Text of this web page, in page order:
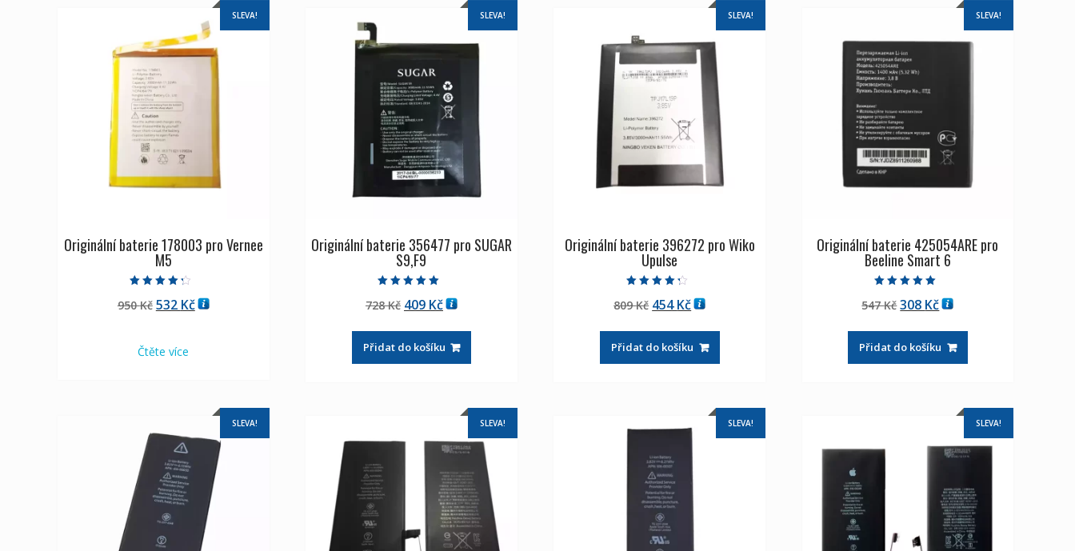
SLEVA!
Originální baterie 178003 pro Vernee
M5
4.00
z 5
950Kč Původní
950 Kč
532 KčAktuální
Čtěte více
SLEVA!
Originální baterie 356477 pro SUGAR
S9,F9
5.00
z 5
728Kč Původní
byla:
728 Kč
409 KčAktuální
je:
409 Kč
Přidat do košíku
SLEVA!
Originální baterie 396272 pro Wiko
Upulse
4.00
z 5
809Kč Původní
byla:
809 Kč
454KčAktuální
je:
454 Kč
Přidat do košíku
SLEVA!
Originální baterie 425054ARE pro
Beeline Smart 6
5.00
z 5
547KčPůvodní
byla:
547 Kč
308 KčAktuální
je:
308 Kč
Přidat do košíku
SLEVA! SLEVA! SLEVA! SLEVA!